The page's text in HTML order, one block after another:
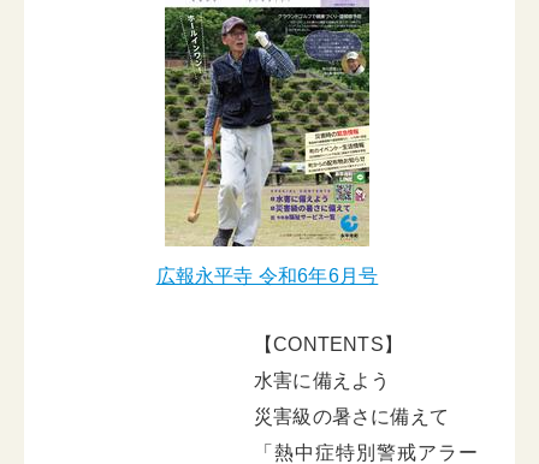
広報永平寺 令和6年6月号
【CONTENTS】
水害に備えよう
災害級の暑さに備えて
「熱中症特別警戒アラー